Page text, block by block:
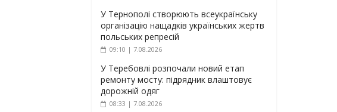
У Тернополі створюють всеукраїнську
організацію нащадків українських жертв
польських репресій
09:10 | 7.08.2026
У Теребовлі розпочали новий етап
ремонту мосту: підрядник влаштовує
дорожній одяг
08:33 | 7.08.2026